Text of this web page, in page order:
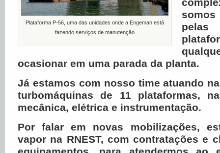
Plataforma P-56, uma das unidades onde a Engeman está
fazendo serviços de manutenção
ocasionar em uma parada da planta.
Já estamos com nosso time atuando
turbomáquinas de 11 plataformas,
mecânica, elétrica e instrumentação.
Por falar em novas mobilizações,
vapor na RNEST, com contratações e